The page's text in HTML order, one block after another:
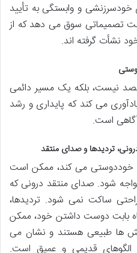
خودسرزنشی و وابستگی به تأیید
تصمیماتی سوق می دهد که از
نشأت گرفته اند.
نیست، بلکه یک مسیر دائمی
می کند که پایداری و رشد
است.
تردیدها و صدای منتقد
خوددوستی می کند، ممکن است
شود. صدای منتقد درونی که
ساکت نمی شود. تردیدها،
بابت دوست داشتن خود، ممکن
ها طبیعی هستند و نشان می
قدیمی و عمیق است.